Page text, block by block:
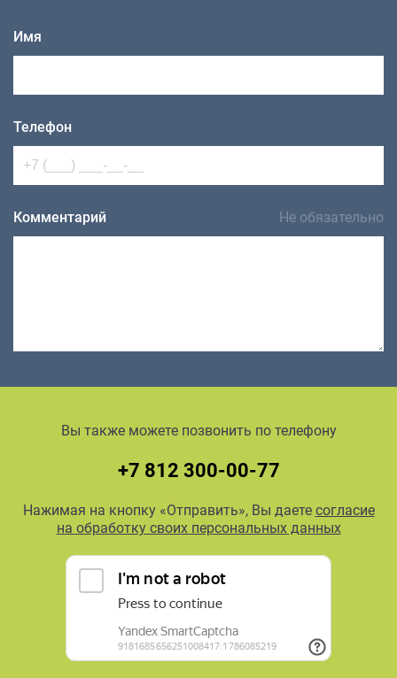
Имя
Телефон
Комментарий Не обязательно
Вы также можете позвонить по телефону
+7 812 300-00-77
Нажимая на кнопку «Отправить», Вы даете согласие
на обработку своих персональных данных